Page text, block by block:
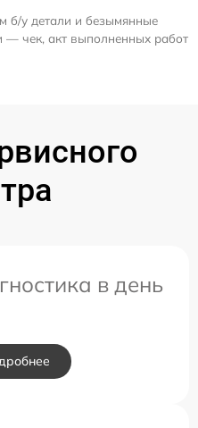
б/у детали и безымянные
— чек, акт выполненных работ
в день